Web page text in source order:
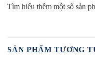
Tìm hiểu thêm một số sản
SẢN PHẨM TƯƠNG